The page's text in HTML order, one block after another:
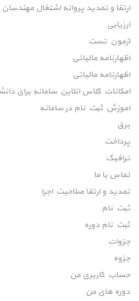
ارتقا و تمدید پروانه اشتغال مهندسان
ارزیابی
ازمون تست
اظهارنامه مالیاتی
اظهارنامه مالیاتی
امکانات کلاس انلاین سامانه برای
اموزش ثبت نام در سامانه
برق
پرداخت
ترافیک
تماس با ما
تمدید و ارتقا صلاحیت اجرا
ثبت نام
ثبت نام دوره
جزوات
جزوه
حساب کاربری من
دوره های من